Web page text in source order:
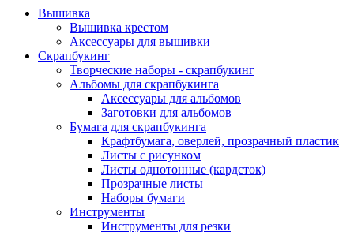
Вышивка
Вышивка крестом
Аксессуары для вышивки
Скрапбукинг
Творческие наборы - скрапбукинг
Альбомы для скрапбукинга
Аксессуары для альбомов
Заготовки для альбомов
Бумага для скрапбукинга
Крафтбумага, оверлей, прозрачный пластик
Листы c рисунком
Листы однотонные (кардсток)
Прозрачные листы
Наборы бумаги
Инструменты
Инструменты для резки